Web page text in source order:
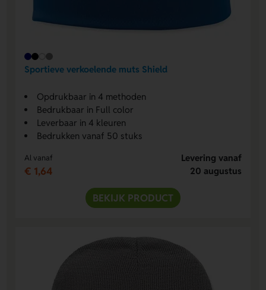
Sportieve verkoelende muts Shield
Opdrukbaar in 4 methoden
Bedrukbaar in Full color
Leverbaar in 4 kleuren
Bedrukken vanaf 50 stuks
Al vanaf
€ 1,64
Levering vanaf
20 augustus
BEKIJK PRODUCT